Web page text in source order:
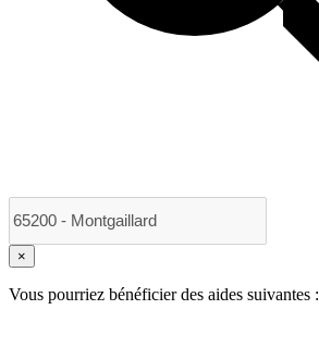
×
Vous pourriez bénéficier des aides suivantes :